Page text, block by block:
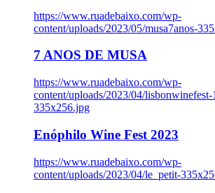
https://www.ruadebaixo.com/wp-
content/uploads/2023/05/musa7anos-
7 ANOS DE MUSA
https://www.ruadebaixo.com/wp-
content/uploads/2023/04/
335x256.jpg
Enóphilo Wine Fest 2023
https://www.ruadebaixo.com/wp-
content/uploads/2023/04/le_petit-